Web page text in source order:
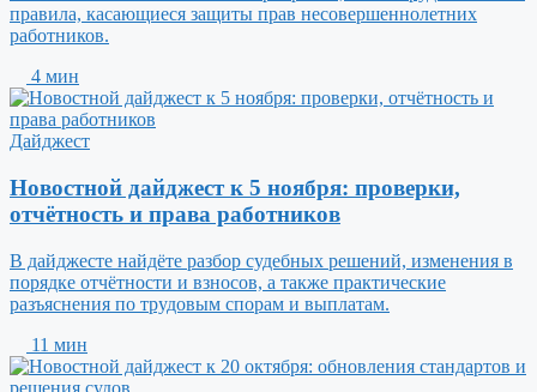
правила, касающиеся защиты прав несовершеннолетних
работников.
4 мин
Дайджест
Новостной дайджест к 5 ноября: проверки,
отчётность и права работников
В дайджесте найдёте разбор судебных решений, изменения в
порядке отчётности и взносов, а также практические
разъяснения по трудовым спорам и выплатам.
11 мин